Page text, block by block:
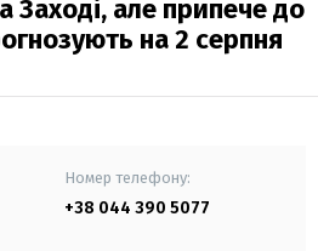
але припече до
на 2 серпня
Номер телефону:
+38 044 390 5077